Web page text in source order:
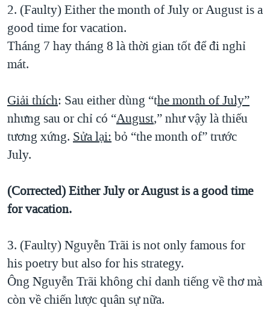
2. (Faulty) Either the month of July or August is a
good time for vacation.
Tháng 7 hay tháng 8 là thời gian tốt để đi nghỉ
mát.
Giải thích: Sau either dùng “the month of July”
nhưng sau or chỉ có “August,” như vậy là thiếu
tương xứng. Sửa lại: bỏ “the month of” trước
July.
(Corrected) Either July or August is a good time
for vacation.
3. (Faulty) Nguyễn Trãi is not only famous for
his poetry but also for his strategy.
Ông Nguyễn Trãi không chỉ danh tiếng về thơ mà
còn về chiến lược quân sự nữa.